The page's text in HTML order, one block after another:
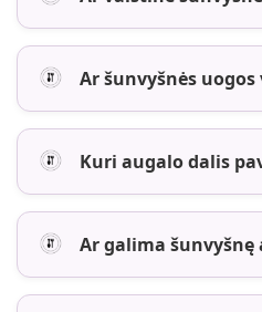
Ar šunvyšnės uogos
Kuri augalo dalis
Ar galima šunvyšnę